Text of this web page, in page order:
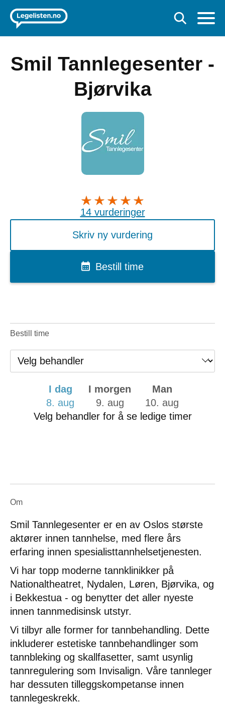
Smil Tannlegesenter -
Bjørvika
14 vurderinger
Skriv ny vurdering
Bestill time
Bestill time
I dag
8. aug
I morgen
9. aug
Man
10. aug
Velg behandler for å se ledige timer
Om
Smil Tannlegesenter er en av Oslos største
aktører innen tannhelse, med flere års
erfaring innen spesialisttannhelsetjenesten.
Vi har topp moderne tannklinikker på
Nationaltheatret, Nydalen, Løren, Bjørvika, og
i Bekkestua - og benytter det aller nyeste
innen tannmedisinsk utstyr.
Vi tilbyr alle former for tannbehandling. Dette
inkluderer estetiske tannbehandlinger som
tannbleking og skallfasetter, samt usynlig
tannregulering som Invisalign. Våre tannleger
har dessuten tilleggskompetanse innen
tannlegeskrekk.